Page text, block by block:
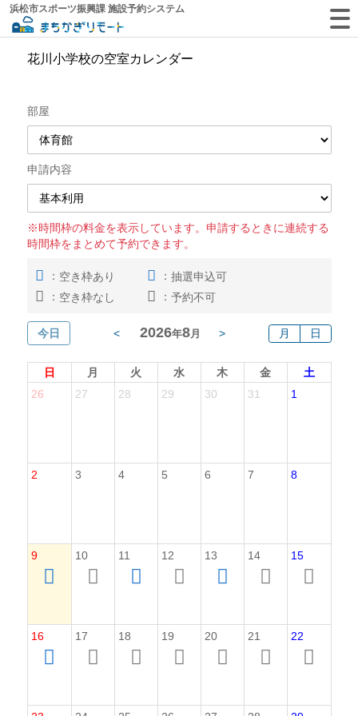
浜松市スポーツ振興課 施設予約システム
花川小学校の空室カレンダー
部屋
申請内容
※時間枠の料金を表示しています。申請するときに連続する
時間枠をまとめて予約できます。
： 空き枠あり ： 抽選申込可
： 空き枠なし ： 予約不可
今日 < 2026年8 月 > 月 日
日 月 火 水 木 金
土
26
27 28 29 30 31 1
2 3 4 5 6 7 8
9 10 11 12 13 14 15
16 17 18 19 20 21 22